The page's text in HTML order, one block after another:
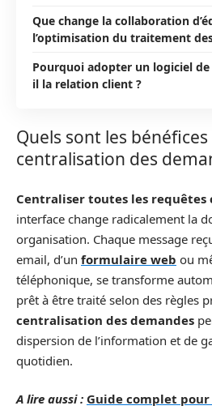
Que change la collaboration
l’optimisation du traitement
Pourquoi adopter un logiciel
il la relation client ?
Quels sont les
centralisation des
Centraliser toutes les requêtes
interface change radicalement la
organisation. Chaque message
email, d’un formulaire web ou
téléphonique, se transforme
prêt à être traité selon des règles
centralisation des demandes
dispersion de l’information et de
quotidien.
A lire aussi : Guide complet